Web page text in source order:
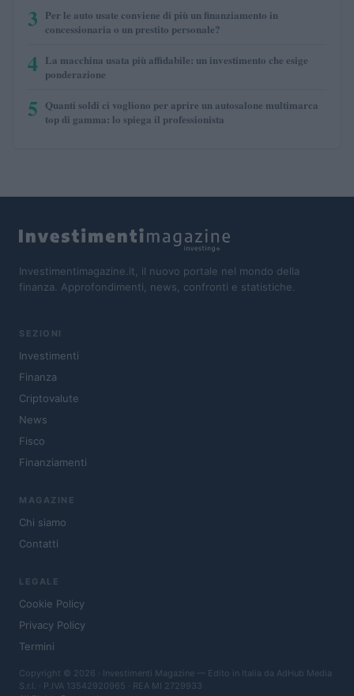
3 Per le auto usate conviene di più un finanziamento in
concessionaria o un prestito personale?
4 La macchina usata più affidabile: un investimento che esige
ponderazione
5 Quanti soldi ci vogliono per aprire un autosalone multimarca
top di gamma: lo spiega il professionista
Investimentimagazine.it, il nuovo portale nel mondo della
finanza. Approfondimenti, news, confronti e statistiche.
SEZIONI
Investimenti
Finanza
Criptovalute
News
Fisco
Finanziamenti
MAGAZINE
Chi siamo
Contatti
LEGALE
Cookie Policy
Privacy Policy
Termini
Copyright © 2026 · Investimenti Magazine — Edito in Italia da AdHub Media
S.r.l. · P.IVA 13542920965 · REA MI 2729933